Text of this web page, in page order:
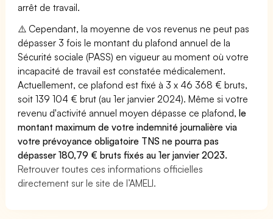
arrêt de travail.
⚠️ Cependant, la moyenne de vos revenus ne peut pas
dépasser 3 fois le montant du plafond annuel de la
Sécurité sociale (PASS) en vigueur au moment où votre
incapacité de travail est constatée médicalement.
Actuellement, ce plafond est fixé à 3 x 46 368 € bruts,
soit 139 104 € brut (au 1er janvier 2024). Même si votre
revenu d'activité annuel moyen dépasse ce plafond,le
montant maximum de votre indemnité journalière via
votre prévoyance obligatoire TNS ne pourra pas
dépasser 180,79 € bruts fixés au 1er janvier 2023.
Retrouver toutes ces informations officielles
directement sur le site de l’AMELI.